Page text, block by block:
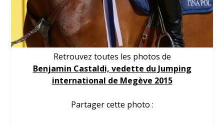
Retrouvez toutes les photos de
Benjamin Castaldi, vedette du Jumping
international de Megève 2015
Partager cette photo :